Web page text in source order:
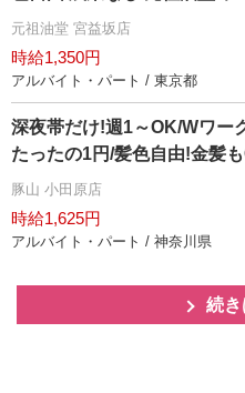
元祖油堂 宮益坂店
時給1,350円
アルバイト・パート / 東京都
深夜帯だけ!週1～OK/Wワー
たったの1円/髪色自由!金髪
豚山 小田原店
時給1,625円
アルバイト・パート / 神奈川県
続き